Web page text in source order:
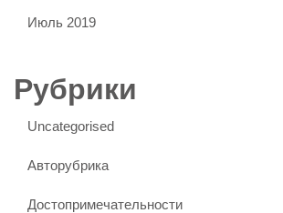
Июль 2019
Рубрики
Uncategorised
Авторубрика
Достопримечательности